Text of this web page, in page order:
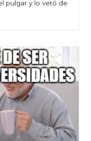
pulgar y lo vetó de